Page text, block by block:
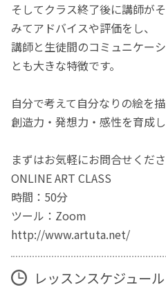
そしてクラス終了後に講師が
みてアドバイスや評価をし、
講師と生徒間のコミュニケー
とも大きな特徴です。
自分で考えて自分なりの絵を
創造力・発想力・感性を育成し
まずはお気軽にお問合せくださ
ONLINE ART CLASS
時間：50分
ツール：Zoom
http://www.artuta.net/
レッスンスケジュール